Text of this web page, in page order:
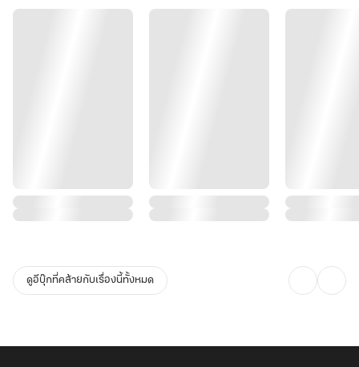
ดูอีบุ๊กที่คล้ายกับเรื่องนี้ทั้งหมด